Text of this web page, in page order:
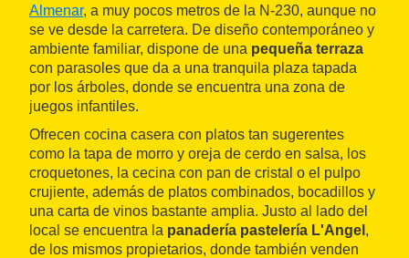
Almenar, a muy pocos metros de la N-230, aunque no
se ve desde la carretera. De diseño contemporáneo y
ambiente familiar, dispone de una pequeña terraza
con parasoles que da a una tranquila plaza tapada
por los árboles, donde se encuentra una zona de
juegos infantiles.
Ofrecen cocina casera con platos tan sugerentes
como la tapa de morro y oreja de cerdo en salsa, los
croquetones, la cecina con pan de cristal o el pulpo
crujiente, además de platos combinados, bocadillos y
una carta de vinos bastante amplia. Justo al lado del
local se encuentra la panadería pastelería L'Angel ,
de los mismos propietarios, donde también venden